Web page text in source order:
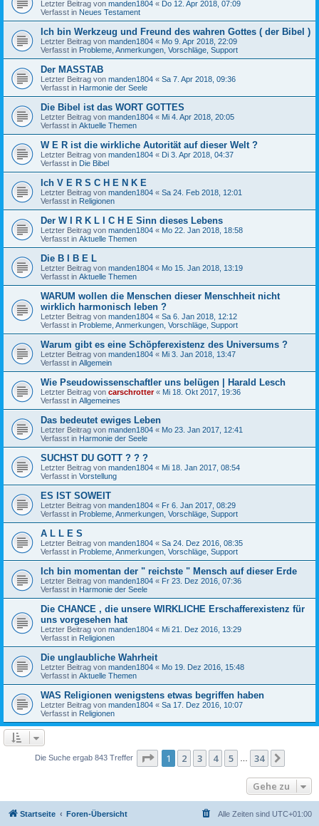
Letzter Beitrag von manden1804 « Do 12. Apr 2018, 07:09
Verfasst in Neues Testament
Ich bin Werkzeug und Freund des wahren Gottes ( der Bibel )
Letzter Beitrag von manden1804 « Mo 9. Apr 2018, 22:09
Verfasst in Probleme, Anmerkungen, Vorschläge, Support
Der MASSTAB
Letzter Beitrag von manden1804 « Sa 7. Apr 2018, 09:36
Verfasst in Harmonie der Seele
Die Bibel ist das WORT GOTTES
Letzter Beitrag von manden1804 « Mi 4. Apr 2018, 20:05
Verfasst in Aktuelle Themen
W E R ist die wirkliche Autorität auf dieser Welt ?
Letzter Beitrag von manden1804 « Di 3. Apr 2018, 04:37
Verfasst in Die Bibel
Ich V E R S C H E N K E
Letzter Beitrag von manden1804 « Sa 24. Feb 2018, 12:01
Verfasst in Religionen
Der W I R K L I C H E Sinn dieses Lebens
Letzter Beitrag von manden1804 « Mo 22. Jan 2018, 18:58
Verfasst in Aktuelle Themen
Die B I B E L
Letzter Beitrag von manden1804 « Mo 15. Jan 2018, 13:19
Verfasst in Aktuelle Themen
WARUM wollen die Menschen dieser Menschheit nicht
wirklich harmonisch leben ?
Letzter Beitrag von manden1804 « Sa 6. Jan 2018, 12:12
Verfasst in Probleme, Anmerkungen, Vorschläge, Support
Warum gibt es eine Schöpferexistenz des Universums ?
Letzter Beitrag von manden1804 « Mi 3. Jan 2018, 13:47
Verfasst in Allgemein
Wie Pseudowissenschaftler uns belügen | Harald Lesch
Letzter Beitrag von carschrotter« Mi 18. Okt 2017, 19:36
Verfasst in Allgemeines
Das bedeutet ewiges Leben
Letzter Beitrag von manden1804 « Mo 23. Jan 2017, 12:41
Verfasst in Harmonie der Seele
SUCHST DU GOTT ? ? ?
Letzter Beitrag von manden1804 « Mi 18. Jan 2017, 08:54
Verfasst in Vorstellung
ES IST SOWEIT
Letzter Beitrag von manden1804 « Fr 6. Jan 2017, 08:29
Verfasst in Probleme, Anmerkungen, Vorschläge, Support
A L L E S
Letzter Beitrag von manden1804 « Sa 24. Dez 2016, 08:35
Verfasst in Probleme, Anmerkungen, Vorschläge, Support
Ich bin momentan der " reichste " Mensch auf dieser Erde
Letzter Beitrag von manden1804 « Fr 23. Dez 2016, 07:36
Verfasst in Harmonie der Seele
Die CHANCE , die unsere WIRKLICHE Erschafferexistenz für
uns vorgesehen hat
Letzter Beitrag von manden1804 « Mi 21. Dez 2016, 13:29
Verfasst in Religionen
Die unglaubliche Wahrheit
Letzter Beitrag von manden1804 « Mo 19. Dez 2016, 15:48
Verfasst in Aktuelle Themen
WAS Religionen wenigstens etwas begriffen haben
Letzter Beitrag von manden1804 « Sa 17. Dez 2016, 10:07
Verfasst in Religionen
Die Suche ergab 843 Treffer Seite 1von 34
1 2 3 4 5 34
Gehe zu
Startseite Foren-Übersicht Alle Zeiten sind UTC+01:00